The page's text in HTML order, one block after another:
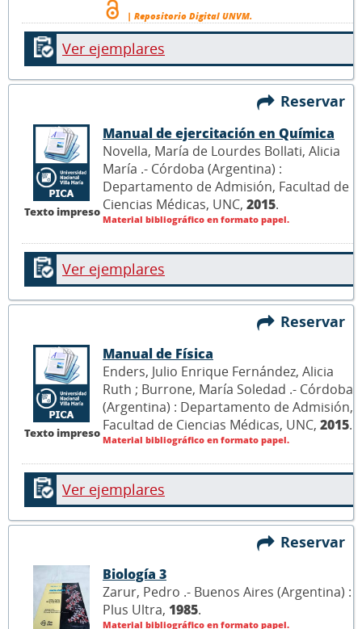
| Repositorio Digital UNVM.
Ver ejemplares
Reservar
Texto impreso
Manual de ejercitación en Química
Novella, María de Lourdes Bollati, Alicia
María .- Córdoba (Argentina) :
Departamento de Admisión, Facultad de
Ciencias Médicas, UNC, 2015.
Material bibliográfico en formato papel.
Ver ejemplares
Reservar
Texto impreso
Manual de Física
Enders, Julio Enrique Fernández, Alicia
Ruth ; Burrone, María Soledad .- Córdoba
(Argentina) : Departamento de Admisión,
Facultad de Ciencias Médicas, UNC, 2015.
Material bibliográfico en formato papel.
Ver ejemplares
Reservar
Biología 3
Zarur, Pedro .- Buenos Aires (Argentina) :
Plus Ultra, 1985.
Material bibliográfico en formato papel.